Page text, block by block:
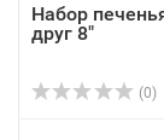
Набор
друг 8"
(0)